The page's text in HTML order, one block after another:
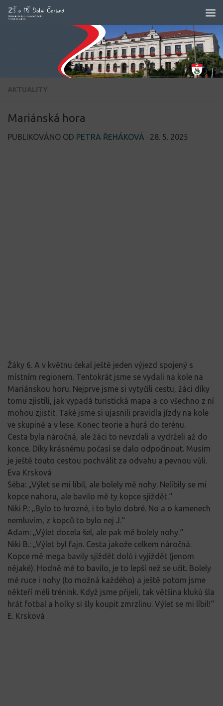
Skip to content
AKTUALITY
Mariánská hora
PUBLIKOVÁNO OD PETRA ŘEHÁKOVÁ · 28. 5. 2025
Žáky 6. A v květnu čekal ještě jeden výjezd spojený s
místním regionem. Tentokrát jsme se vydali na kole na
Mariánskou horu. Nejprve jsme si vytyčili cestu, žáci díky
tomu zjistili, jak vypadá turistická mapa a co všechno z ní
mohou zjistit. Také jsme si ujasnili pravidla jízdy na kole
ve skupině a v lese. Konec teorie a hurá do terénu.
Cesta byla náročná, ale žáci to nevzdali a vydrželi až do
konce. Díky krásnému počasí se dalo odpočinout. Musím
je ještě touto cestou pochválit za odvahu a pevnou vůli.
Eva Krsková
Séba: „Výlet se mi líbil, ale bolely mě nohy. Nelíbily se mi
kopce nahoru, ale bavilo mě ty kopce sjíždět.“
Niki P.: „Bylo to hrozné, i to bylo dobré. No a o kamenech
nemluvím, z kopců to bylo nej J.“
Adam: „Výlet docela šel, ale pak mě bolely nohy.“
Niki B.: „Výlet byl fajn. Cesta jakože celkem náročná.
Kopce mě mega bavily sjíždět dolů i vyjíždět (jenom
nějaké). Hodně mě to bavilo, je to lepší než se učit. Bolely
mě ruce i nohy (to možná každého) a ještě potom jsme
někteří měli trénink. Když jsme přijeli, tak většina kluků šla
hrát fotbal a holky si šly koupit zmrzlinu. Výlet se mi líbil!“
E. Krsková